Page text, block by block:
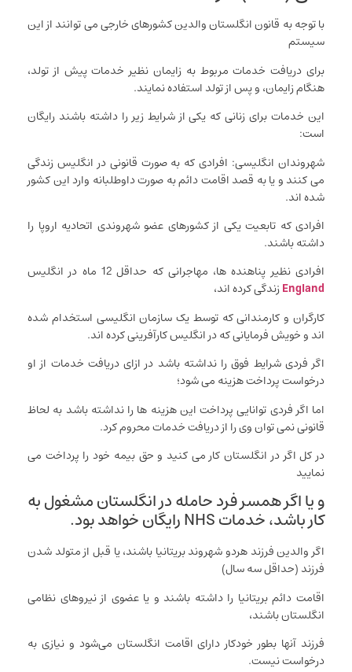
با توجه به قانون انگلستان والدین کشورهای خارجی می توانند از این
سیستم
برای دریافت خدمات مربوط به زایمان نظیر خدمات پیش از تولد،
هنگام زایمان، و پس از تولد استفاده نمایند.
این خدمات برای زنانی که یکی از شرایط زیر را داشته باشند رایگان
است:
شهروندان انگلیسی: افرادی که به صورت قانونی در انگلیس زندگی
می کنند و یا به قصد اقامت دائم به صورت داوطلبانه وارد این کشور
شده اند.
افرادی که تابعیت یکی از کشورهای عضو شهروندی اتحادیه اروپا را
داشته باشند.
افرادی نظیر پناهنده ها، مهاجرانی که حداقل 12 ماه در انگلیس
Englandزندگی کرده اند،
کارگران و کارمندانی که توسط یک سازمان انگلیسی استخدام شده
اند و خویش فرمایانی که در انگلیس کارآفرینی کرده اند.
اگر فردی شرایط فوق را نداشته باشد در ازای دریافت خدمات از او
درخواست پرداخت هزینه می شود؛
اما اگر فردی توانایی پرداخت این هزینه ها را نداشته باشد به لحاظ
قانونی نمی توان وی را از دریافت خدمات محروم کرد.
در کل اگر در انگلستان کار می کنید و حق بیمه خود را پرداخت می
نمایید
و یا اگر همسر فرد حامله در انگلستان مشغول به
کار باشد، خدمات NHS رایگان خواهد بود.
اگر والدین فرزند هردو شهروند بریتانیا باشند، یا قبل از متولد شدن
فرزند (حداقل سه سال)
اقامت دائم بریتانیا را داشته باشند و یا عضوی از نیروهای نظامی
انگلستان باشند،
فرزند آنها بطور خودکار دارای اقامت انگلستان می‌شود و نیازی به
درخواست نیست.